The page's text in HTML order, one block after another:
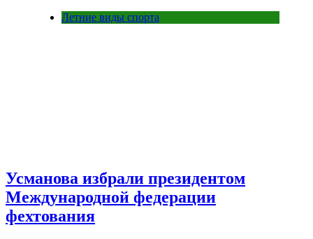
Летние виды спорта
Усманова избрали президентом
Международной федерации
фехтования